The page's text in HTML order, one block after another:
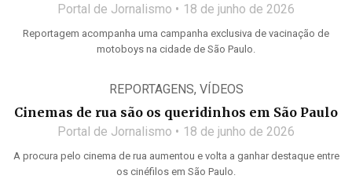
Portal de Jornalismo 18 de junho de 2026
Reportagem acompanha uma campanha exclusiva de vacinação de
motoboys na cidade de São Paulo.
REPORTAGENS, VÍDEOS
Cinemas de rua são os queridinhos em São Paulo
Portal de Jornalismo 18 de junho de 2026
A procura pelo cinema de rua aumentou e volta a ganhar destaque entre
os cinéfilos em São Paulo.